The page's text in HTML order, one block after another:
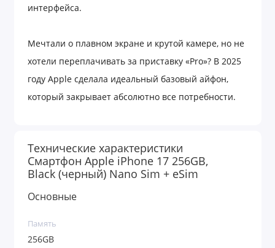
интерфейса.
Мечтали о плавном экране и крутой камере, но не
хотели переплачивать за приставку «Pro»? В 2025
году Apple сделала идеальный базовый айфон,
который закрывает абсолютно все потребности.
Никаких зависаний и нагревов, даже если у вас
одновременно открыты десятки приложений,
карты и тяжелая игра.
Знакома боль, когда пытаетесь сфотографировать
красивый вид или ребенка в движении, а
Технические характеристики
Смартфон Apple iPhone 17 256GB,
Black (черный) Nano Sim + eSim
Основные
Память
256GB